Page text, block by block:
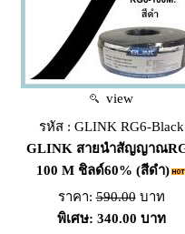
view
รหัส : GLINK RG6-Black
GLINK สายนำสัญญาณ
100 M ชิลด์60% (สีดำ)
ราคา:590.00บาท
พิเศษ: 340.00 บาท